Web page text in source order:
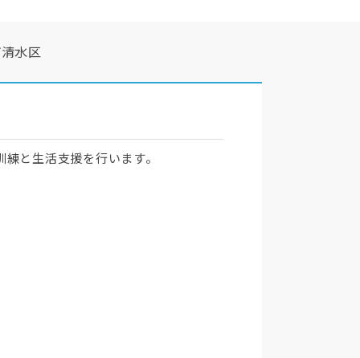
水区
と生活支援を行います。